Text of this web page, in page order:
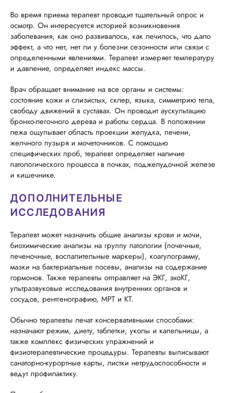
Во время приема терапевт проводит тщательный опрос и
осмотр. Он интересуется историей возникновения
заболевания, как оно развивалось, как лечилось, что дало
эффект, а что нет, нет ли у болезни сезонности или связи с
определенными явлениями. Терапевт измеряет температуру
и давление, определяет индекс массы.
Врач обращает внимание на все органы и системы:
состояние кожи и слизистых, склер, языка, симметрию тела,
свободу движений в суставах. Он проводит аускультацию
бронхо-легочного дерева и работы сердца. В положении
лежа ощупывает область проекции желудка, печени,
желчного пузыря и мочеточников. С помощью
специфических проб, терапевт определяет наличие
патологического процесса в почках, поджелудочной железе
и кишечнике.
ДОПОЛНИТЕЛЬНЫЕ
ИССЛЕДОВАНИЯ
Терапевт может назначить общие анализы крови и мочи,
биохимические анализы на группу патологии (почечные,
печеночные, воспалительные маркеры), коагулограмму,
мазки на бактериальные посевы, анализы на содержание
гормонов. Также терапевты отправляет на ЭКГ, эхоКГ,
ультразвуковые исследования внутренних органов и
сосудов, рентгенографию, МРТ и КТ.
Обычно терапевты лечат консервативными способами:
назначают режим, диету, таблетки, уколы и капельницы, а
также комплекс физических упражнений и
физиотерапевтические процедуры. Терапевты выписывают
санаторно-курортные карты, листки нетрудоспособности и
ведут профилактику.